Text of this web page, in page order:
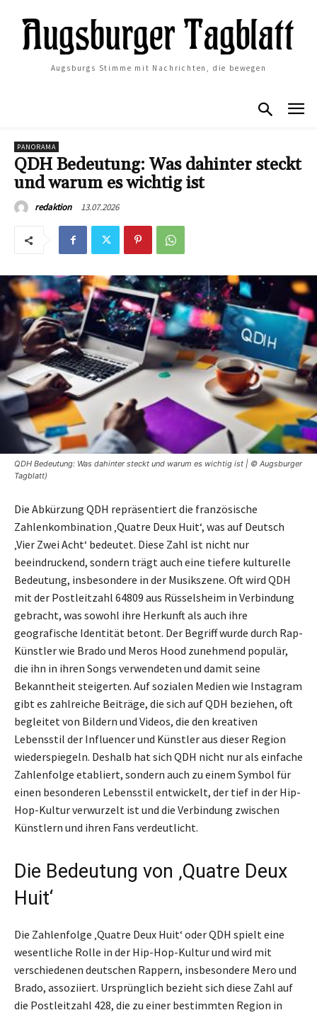
Augsburgs Stimme mit Nachrichten, die bewegen
PANORAMA
QDH Bedeutung: Was dahinter steckt
und warum es wichtig ist
redaktion 13.07.2026
QDH Bedeutung: Was dahinter steckt und warum es wichtig ist | © Augsburger
Tagblatt)
Die Abkürzung QDH repräsentiert die französische
Zahlenkombination ‚Quatre Deux Huit‘, was auf Deutsch
‚Vier Zwei Acht‘ bedeutet. Diese Zahl ist nicht nur
beeindruckend, sondern trägt auch eine tiefere kulturelle
Bedeutung, insbesondere in der Musikszene. Oft wird QDH
mit der Postleitzahl 64809 aus Rüsselsheim in Verbindung
gebracht, was sowohl ihre Herkunft als auch ihre
geografische Identität betont. Der Begriff wurde durch Rap-
Künstler wie Brado und Meros Hood zunehmend populär,
die ihn in ihren Songs verwendeten und damit seine
Bekanntheit steigerten. Auf sozialen Medien wie Instagram
gibt es zahlreiche Beiträge, die sich auf QDH beziehen, oft
begleitet von Bildern und Videos, die den kreativen
Lebensstil der Influencer und Künstler aus dieser Region
wiederspiegeln. Deshalb hat sich QDH nicht nur als einfache
Zahlenfolge etabliert, sondern auch zu einem Symbol für
einen besonderen Lebensstil entwickelt, der tief in der Hip-
Hop-Kultur verwurzelt ist und die Verbindung zwischen
Künstlern und ihren Fans verdeutlicht.
Die Bedeutung von ‚Quatre Deux
Huit‘
Die Zahlenfolge ‚Quatre Deux Huit‘ oder QDH spielt eine
wesentliche Rolle in der Hip-Hop-Kultur und wird mit
verschiedenen deutschen Rappern, insbesondere Mero und
Brado, assoziiert. Ursprünglich bezieht sich diese Zahl auf
die Postleitzahl 428, die zu einer bestimmten Region in